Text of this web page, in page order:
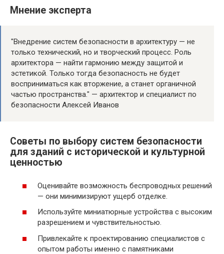
Мнение эксперта
"Внедрение систем безопасности в архитектуру — не
только технический, но и творческий процесс. Роль
архитектора — найти гармонию между защитой и
эстетикой. Только тогда безопасность не будет
восприниматься как вторжение, а станет органичной
частью пространства." — архитектор и специалист по
безопасности Алексей Иванов
Советы по выбору систем безопасности
для зданий с исторической и культурной
ценностью
Оценивайте возможность беспроводных решений
— они минимизируют ущерб отделке.
Используйте миниатюрные устройства с высоким
разрешением и чувствительностью.
Привлекайте к проектированию специалистов с
опытом работы именно с памятниками